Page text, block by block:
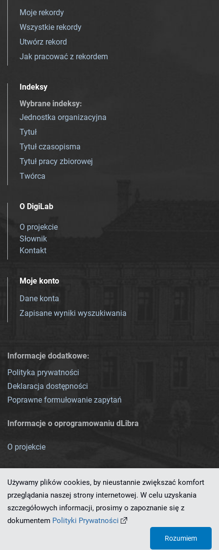
Moje rekordy
Wszystkie rekordy
Utwórz rekord
Jak pracować z rekordem
Indeksy
Wybrane indeksy:
Jednostka organizacyjna
Tytuł
Tytuł czasopisma
Tytuł pracy zbiorowej
Twórca
O DigiLab
O projekcie
Słownik
Kontakt
Moje konto
Dane konta
Zapisane wyniki wyszukiwania
Informacje dodatkowe:
Polityka prywatności
Deklaracja dostępności
Poprawne formułowanie zapytań
Informacje o oprogramowaniu dLibra
O projekcie
Ten serwis działa dzięki oprogramowaniu
Używamy plików cookies, by nieustannie zwiększać komfort
przeglądania naszej strony internetowej. W celu uzyskania
szczegółowych informacji, prosimy o zapoznanie się z
dokumentem Polityki Prywatności
Rozumiem